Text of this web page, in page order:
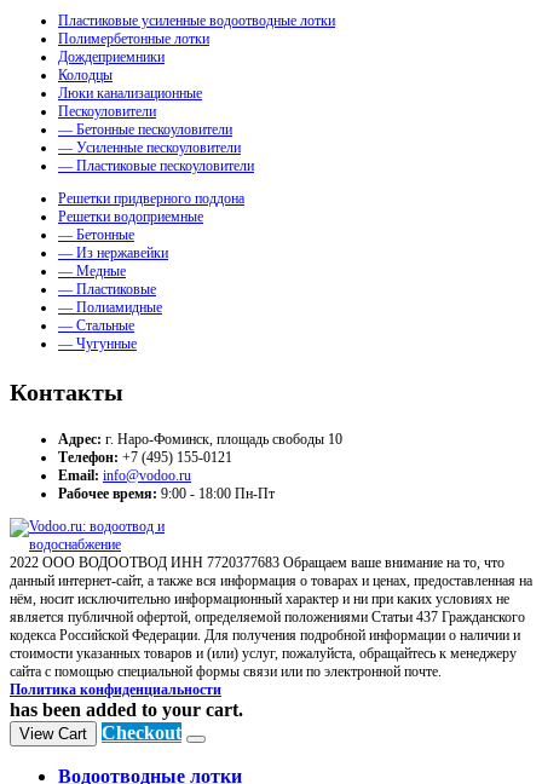
Пластиковые усиленные водоотводные лотки
Полимербетонные лотки
Дождеприемники
Колодцы
Люки канализационные
Пескоуловители
— Бетонные пескоуловители
— Усиленные пескоуловители
— Пластиковые пескоуловители
Решетки придверного поддона
Решетки водоприемные
— Бетонные
— Из нержавейки
— Медные
— Пластиковые
— Полиамидные
— Стальные
— Чугунные
Контакты
Адрес: г. Наро-Фоминск, площадь свободы 10
Телефон: +7 (495) 155-0121
Email: info@vodoo.ru
Рабочее время: 9:00 - 18:00 Пн-Пт
2022 ООО ВОДООТВОД ИНН 7720377683 Обращаем ваше внимание на то, что
данный интернет-сайт, а также вся информация о товарах и ценах, предоставленная на
нём, носит исключительно информационный характер и ни при каких условиях не
является публичной офертой, определяемой положениями Статьи 437 Гражданского
кодекса Российской Федерации. Для получения подробной информации о наличии и
стоимости указанных товаров и (или) услуг, пожалуйста, обращайтесь к менеджеру
сайта с помощью специальной формы связи или по электронной почте.
Политика конфиденциальности
has been added to your cart.
View Cart Checkout
Водоотводные лотки